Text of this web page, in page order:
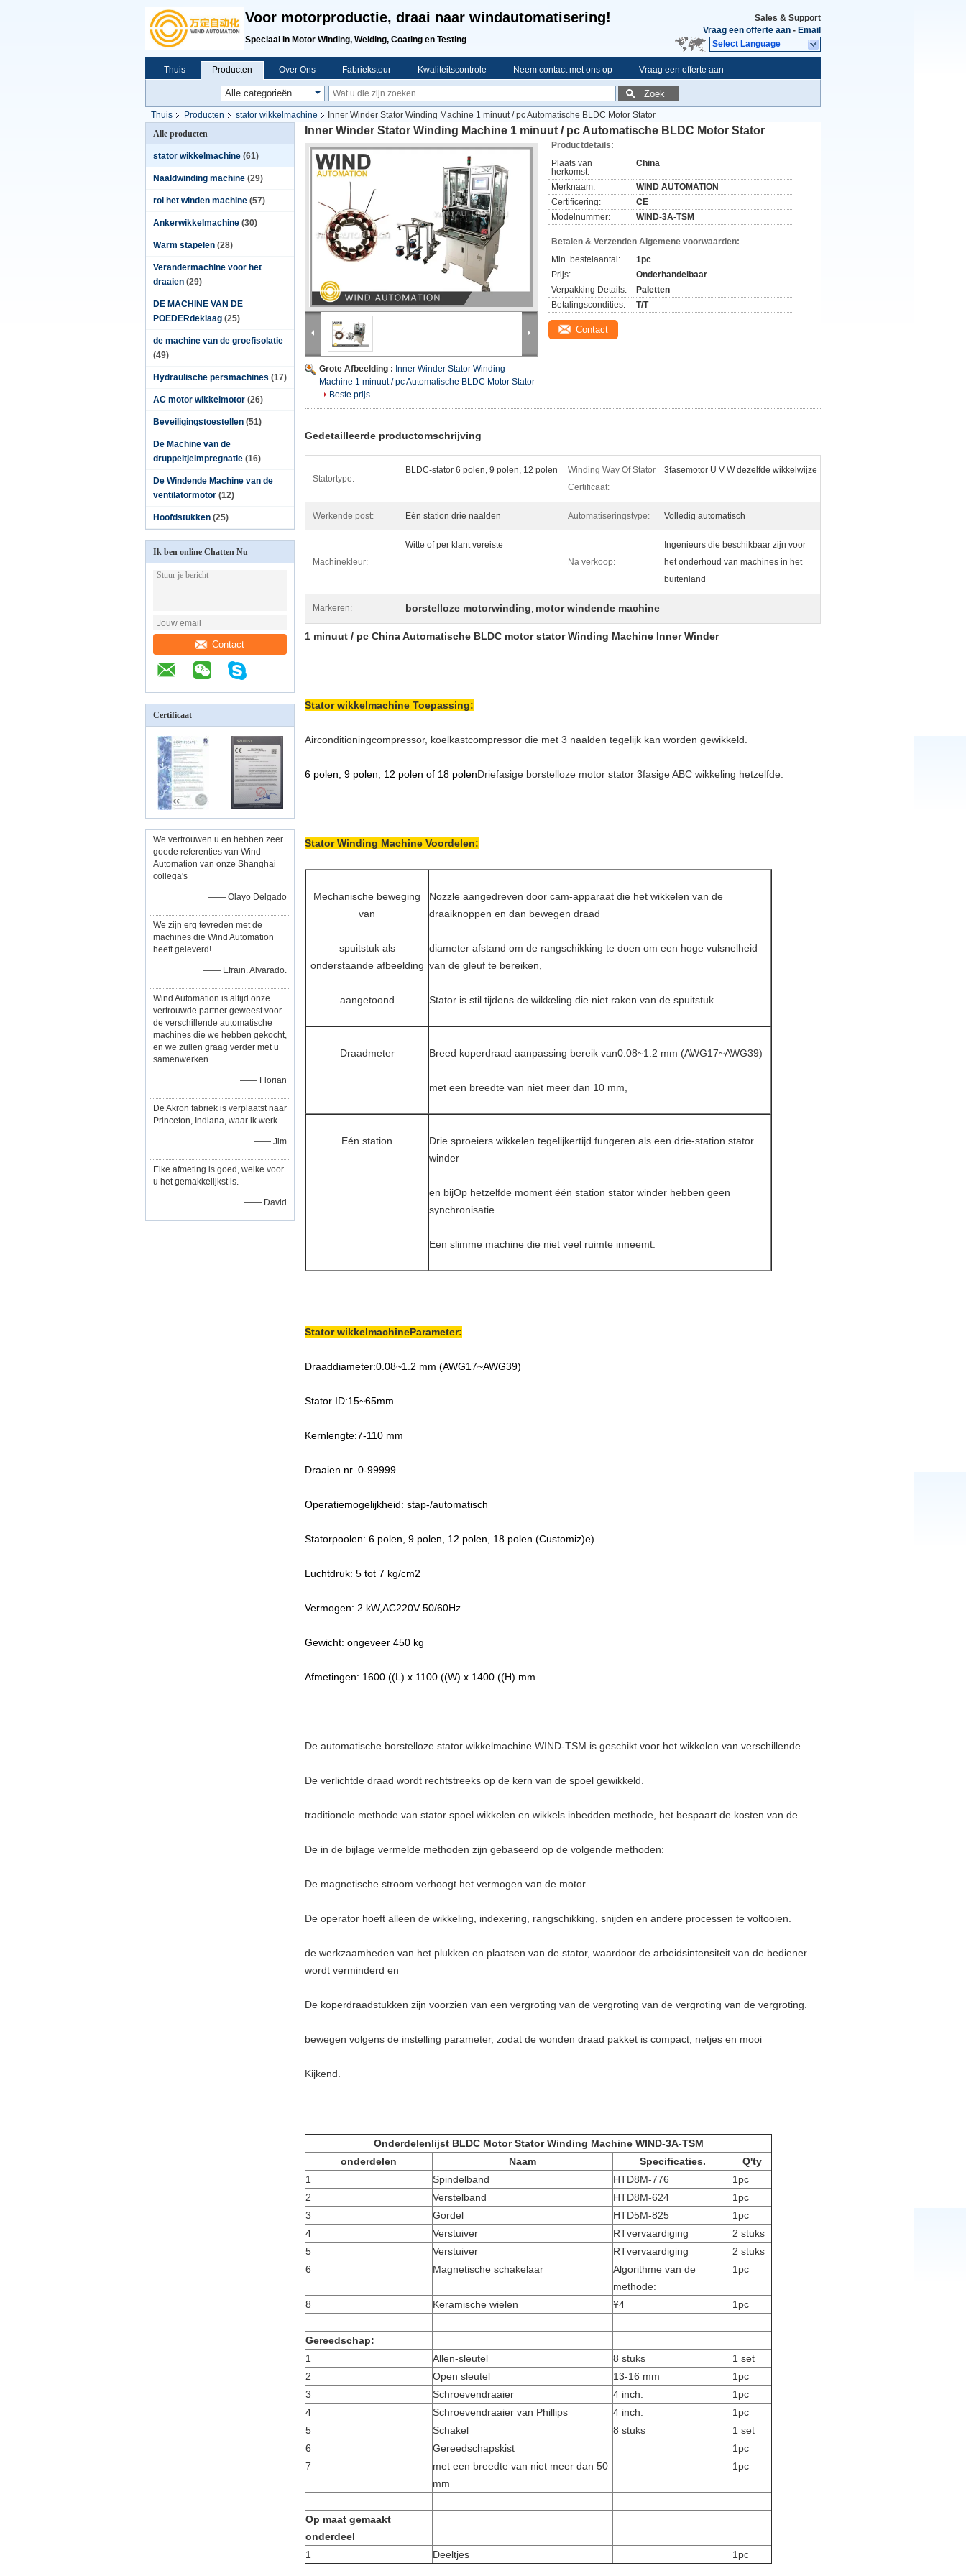
Voor motorproductie, draai naar windautomatisering!
Speciaal in Motor Winding, Welding, Coating en Testing
Sales & Support
Vraag een offerte aan - Email
Select Language
Thuis Producten Over Ons Fabriekstour Kwaliteitscontrole Neem contact met ons op Vraag een offerte aan
Zoek
Thuis Producten stator wikkelmachine
Inner Winder Stator Winding Machine 1 minuut / pc Automatische BLDC Motor Stator
Alle producten
stator wikkelmachine (61)
Naaldwinding machine (29)
rol het winden machine (57)
Ankerwikkelmachine (30)
Warm stapelen (28)
Verandermachine voor het
draaien (29)
DE MACHINE VAN DE
POEDERdeklaag (25)
de machine van de groefisolatie
(49)
Hydraulische persmachines (17)
AC motor wikkelmotor (26)
Beveiligingstoestellen (51)
De Machine van de
druppeltjeimpregnatie (16)
De Windende Machine van de
ventilatormotor (12)
Hoofdstukken (25)
Ik ben online Chatten Nu
Contact
Certificaat
We vertrouwen u en hebben zeer
goede referenties van Wind
Automation van onze Shanghai
collega's
—— Olayo Delgado
We zijn erg tevreden met de
machines die Wind Automation
heeft geleverd!
—— Efrain. Alvarado.
Wind Automation is altijd onze
vertrouwde partner geweest voor
de verschillende automatische
machines die we hebben gekocht,
en we zullen graag verder met u
samenwerken.
—— Florian
De Akron fabriek is verplaatst naar
Princeton, Indiana, waar ik werk.
—— Jim
Elke afmeting is goed, welke voor
u het gemakkelijkst is.
—— David
Inner Winder Stator Winding Machine 1 minuut / pc Automatische BLDC Motor Stator
Grote Afbeelding : Inner Winder Stator Winding
Machine 1 minuut / pc Automatische BLDC Motor Stator
Beste prijs
Productdetails:
Plaats van
herkomst:
China
Merknaam:
WIND AUTOMATION
Certificering:
CE
Modelnummer:
WIND-3A-TSM
Betalen & Verzenden Algemene voorwaarden:
Min. bestelaantal:
1pc
Prijs:
Onderhandelbaar
Verpakking Details:
Paletten
Betalingscondities:
T/T
Contact
Gedetailleerde productomschrijving
Statortype:
BLDC-stator 6 polen, 9 polen, 12 polen
Winding Way Of Stator
Certificaat:
3fasemotor U V W dezelfde wikkelwijze
Werkende post: Eén station drie naalden Automatiseringstype: Volledig automatisch
Machinekleur:
Witte of per klant vereiste
Na verkoop:
Ingenieurs die beschikbaar zijn voor
het onderhoud van machines in het
buitenland
Markeren: borstelloze motorwinding, motor windende machine
1 minuut / pc China Automatische BLDC motor stator Winding Machine Inner Winder
Stator wikkelmachine Toepassing:
Airconditioningcompressor, koelkastcompressor die met 3 naalden tegelijk kan worden gewikkeld.
6 polen, 9 polen, 12 polen of 18 polenDriefasige borstelloze motor stator 3fasige ABC wikkeling hetzelfde.
Stator Winding Machine Voordelen:
Mechanische beweging
van
spuitstuk als
onderstaande afbeelding
aangetoond
Nozzle aangedreven door cam-apparaat die het wikkelen van de
draaiknoppen en dan bewegen draad
diameter afstand om de rangschikking te doen om een hoge vulsnelheid
van de gleuf te bereiken,
Stator is stil tijdens de wikkeling die niet raken van de spuitstuk
Draadmeter Breed koperdraad aanpassing bereik van0.08~1.2 mm (AWG17~AWG39)
met een breedte van niet meer dan 10 mm,
Eén station
Drie sproeiers wikkelen tegelijkertijd fungeren als een drie-station stator
winder
en bijOp hetzelfde moment één station stator winder hebben geen
synchronisatie
Een slimme machine die niet veel ruimte inneemt.
Stator wikkelmachineParameter:
Draaddiameter:0.08~1.2 mm (AWG17~AWG39)
Stator ID:15~65mm
Kernlengte:7-110 mm
Draaien nr. 0-99999
Operatiemogelijkheid: stap-/automatisch
Statorpoolen: 6 polen, 9 polen, 12 polen, 18 polen (Customiz)e)
Luchtdruk: 5 tot 7 kg/cm2
Vermogen: 2 kW,AC220V 50/60Hz
Gewicht: ongeveer 450 kg
Afmetingen: 1600 ((L) x 1100 ((W) x 1400 ((H) mm
De automatische borstelloze stator wikkelmachine WIND-TSM is geschikt voor het wikkelen van verschillende
De verlichtde draad wordt rechtstreeks op de kern van de spoel gewikkeld.
traditionele methode van stator spoel wikkelen en wikkels inbedden methode, het bespaart de kosten van de
De in de bijlage vermelde methoden zijn gebaseerd op de volgende methoden:
De magnetische stroom verhoogt het vermogen van de motor.
De operator hoeft alleen de wikkeling, indexering, rangschikking, snijden en andere processen te voltooien.
de werkzaamheden van het plukken en plaatsen van de stator, waardoor de arbeidsintensiteit van de bediener
wordt verminderd en
De koperdraadstukken zijn voorzien van een vergroting van de vergroting van de vergroting van de vergroting.
bewegen volgens de instelling parameter, zodat de wonden draad pakket is compact, netjes en mooi
Kijkend.
Onderdelenlijst BLDC Motor Stator Winding Machine WIND-3A-TSM
onderdelen
Naam Specificaties.
Q'ty
1
Spindelband HTD8M-776
1pc
2
Verstelband HTD8M-624
1pc
3
Gordel HTD5M-825
1pc
4
Verstuiver RTvervaardiging
2 stuks
5
Verstuiver RTvervaardiging
2 stuks
6
Magnetische schakelaar
Algorithme van de
methode:
1pc
8 Keramische wielen ¥4 1pc
Gereedschap:
1
Allen-sleutel 8 stuks
1 set
2
Open sleutel 13-16 mm
1pc
3
Schroevendraaier 4 inch.
1pc
4
Schroevendraaier van Phillips 4 inch.
1pc
5
Schakel 8 stuks
1 set
6
Gereedschapskist
1pc
7
met een breedte van niet meer dan 50
mm
1pc
Op maat gemaakt
onderdeel
1
Deeltjes 1pc